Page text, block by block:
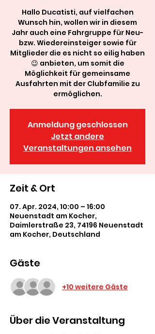
Hallo Ducatisti, auf vielfachen
Wunsch hin, wollen wir in diesem
Jahr auch eine Fahrgruppe für Neu-
bzw. Wiedereinsteiger sowie für
Mitglieder die es nicht so eilig haben
😉 anbieten, um somit die
Möglichkeit für gemeinsame
Ausfahrten mit der Clubfamilie zu
ermöglichen.
Anmeldung geschlossen
Jetzt andere
Veranstaltungen ansehen
Zeit & Ort
07. Apr. 2024, 10:00 – 16:00
Neuenstadt am Kocher,
Daimlerstraße 23, 74196 Neuenstadt
am Kocher, Deutschland
Gäste
+10 weitere Gäste
Über die Veranstaltung